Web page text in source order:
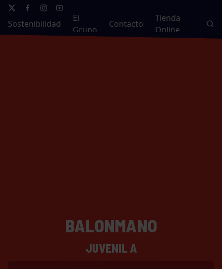
Sostenibilidad
El
Grupo
Contacto
Tienda
Online
BALONMANO
JUVENIL A